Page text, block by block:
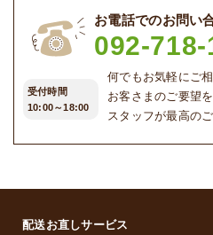
お電話でのお問い
092-718-
受付時間
10:00～18:00
何でもお気軽にご相
お客さまのご要望を
スタッフが最高の
配送お直しサービス